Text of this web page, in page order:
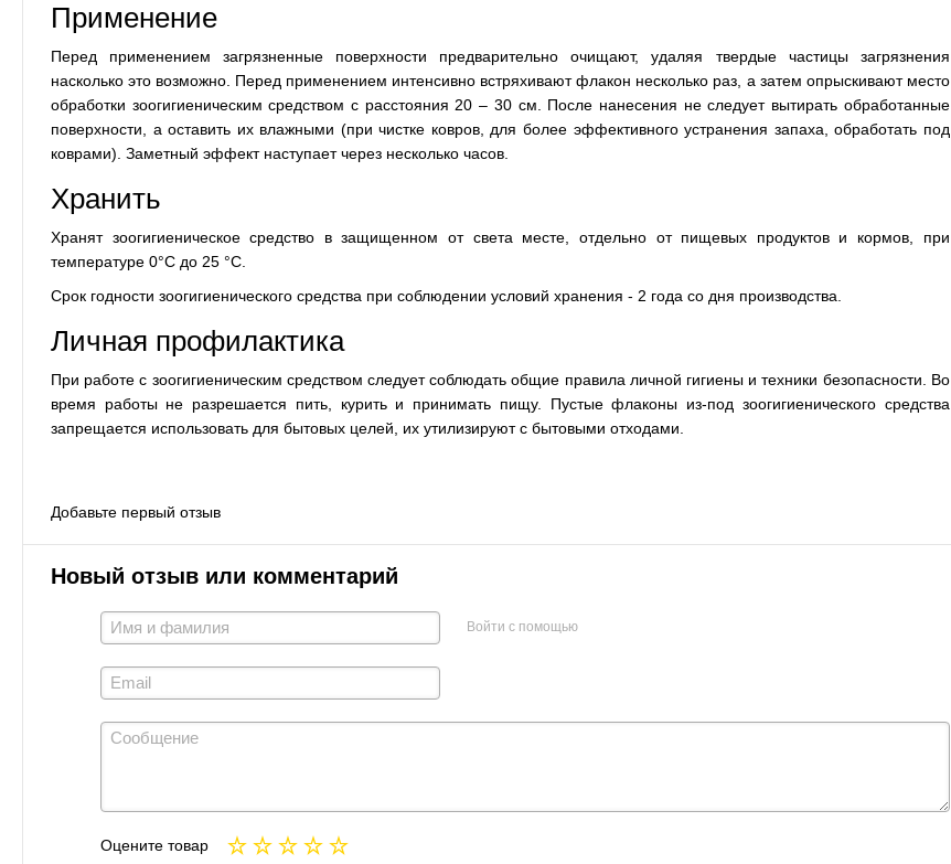
Применение
Перед применением загрязненные поверхности предварительно очищают, удаляя твердые частицы загрязнения
насколько это возможно. Перед применением интенсивно встряхивают флакон несколько раз, а затем опрыскивают место
обработки зоогигиеническим средством с расстояния 20 – 30 см. После нанесения не следует вытирать обработанные
поверхности, а оставить их влажными (при чистке ковров, для более эффективного устранения запаха, обработать под
коврами). Заметный эффект наступает через несколько часов.
Хранить
Хранят зоогигиеническое средство в защищенном от света месте, отдельно от пищевых продуктов и кормов, при
температуре 0°С до 25 °С.
Срок годности зоогигиенического средства при соблюдении условий хранения - 2 года со дня производства.
Личная профилактика
При работе с зоогигиеническим средством следует соблюдать общие правила личной гигиены и техники безопасности. Во
время работы не разрешается пить, курить и принимать пищу. Пустые флаконы из-под зоогигиенического средства
запрещается использовать для бытовых целей, их утилизируют с бытовыми отходами.
Добавьте первый отзыв
Новый отзыв или комментарий
Войти с помощью
Оцените товар